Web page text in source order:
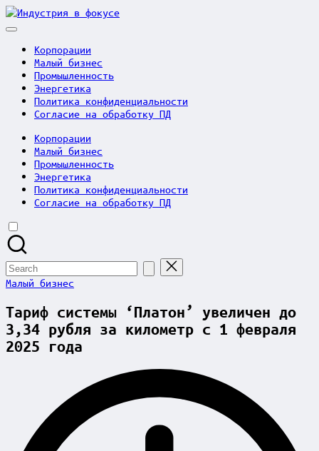
Skip
to
Индустрия
Корпорации
Малый бизнес
Промышленность
Энергетика
Политика конфиденциальности
Согласие на обработку ПД
Корпорации
Малый бизнес
Промышленность
Энергетика
Политика конфиденциальности
Согласие на обработку ПД
Search
for:
Posted
Малый бизнес
Тариф системы ‘Платон’ увеличен до
3,34 рубля за километр с 1 февраля
2025 года